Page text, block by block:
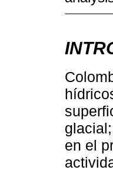
en el